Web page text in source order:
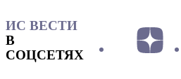
ИС ВЕСТИ
В
СОЦСЕТЯХ